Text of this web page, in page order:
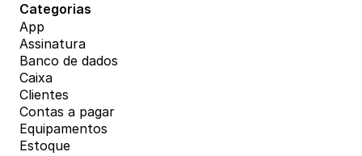
Categorias
App
Assinatura
Banco de dados
Caixa
Clientes
Contas a pagar
Equipamentos
Estoque